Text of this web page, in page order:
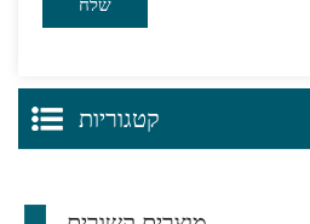
קטגוריות